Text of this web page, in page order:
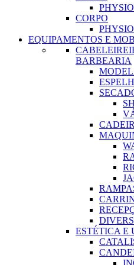
CORPO
EQUIPAMENTOS E
BARBEARIA
ESTÉTICA E